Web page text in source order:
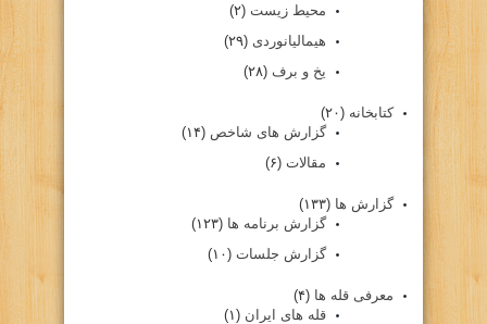
محیط زیست (۲)
هیمالیانوردی (۲۹)
یخ و برف (۲۸)
کتابخانه (۲۰)
گزارش های شاخص (۱۴)
مقالات (۶)
گزارش ها (۱۳۳)
گزارش برنامه ها (۱۲۳)
گزارش جلسات (۱۰)
معرفی قله ها (۴)
قله های ایران (۱)